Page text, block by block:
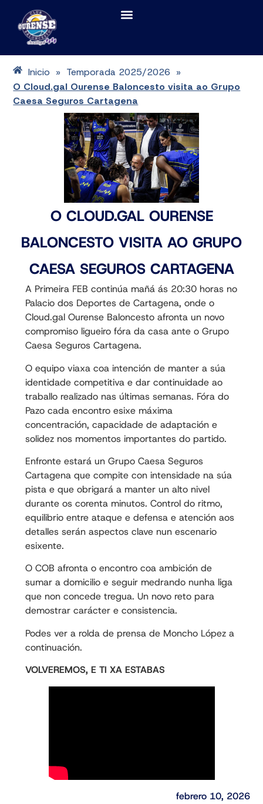
Inicio » Temporada 2025/2026 »
O Cloud.gal Ourense Baloncesto visita ao Grupo
Caesa Seguros Cartagena
O CLOUD.GAL OURENSE
BALONCESTO VISITA AO GRUPO
CAESA SEGUROS CARTAGENA
A Primeira FEB continúa mañá ás 20:30 horas no
Palacio dos Deportes de Cartagena, onde o
Cloud.gal Ourense Baloncesto afronta un novo
compromiso ligueiro fóra da casa ante o Grupo
Caesa Seguros Cartagena.
O equipo viaxa coa intención de manter a súa
identidade competitiva e dar continuidade ao
traballo realizado nas últimas semanas. Fóra do
Pazo cada encontro esixe máxima
concentración, capacidade de adaptación e
solidez nos momentos importantes do partido.
Enfronte estará un Grupo Caesa Seguros
Cartagena que compite con intensidade na súa
pista e que obrigará a manter un alto nivel
durante os corenta minutos. Control do ritmo,
equilibrio entre ataque e defensa e atención aos
detalles serán aspectos clave nun escenario
esixente.
O COB afronta o encontro coa ambición de
sumar a domicilio e seguir medrando nunha liga
que non concede tregua. Un novo reto para
demostrar carácter e consistencia.
Podes ver a rolda de prensa de Moncho López a
continuación.
VOLVEREMOS, E TI XA ESTABAS
febrero 10, 2026